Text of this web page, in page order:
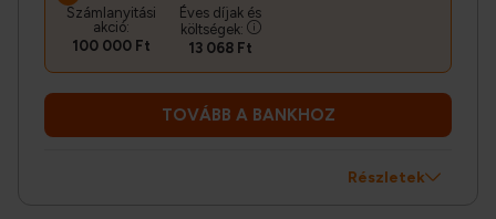
Számlanyitási
akció:
100 000 Ft
Éves díjak és
költségek:
13 068 Ft
TOVÁBB A BANKHOZ
Részletek